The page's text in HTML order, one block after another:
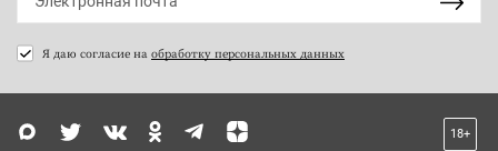
Я даю согласие на обработку персональных данных
18+